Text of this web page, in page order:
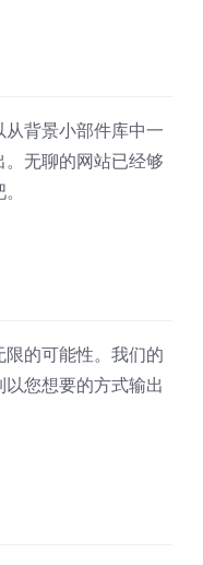
背景小部件库中一
无聊的网站已经够
的可能性。我们的
您想要的方式输出